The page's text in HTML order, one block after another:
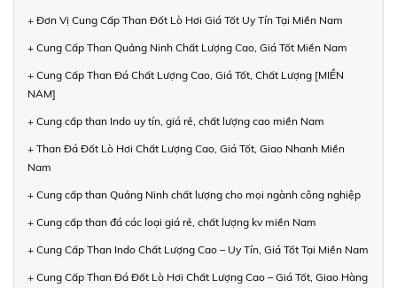
+ Đơn Vị Cung Cấp Than Đốt Lò Hơi Giá Tốt Uy Tín Tại Miền Nam
+ Cung Cấp Than Quảng Ninh Chất Lượng Cao, Giá Tốt Miền Nam
+ Cung Cấp Than Đá Chất Lượng Cao, Giá Tốt, Chất Lượng [MIỀN
NAM]
+ Cung cấp than Indo uy tín, giá rẻ, chất lượng cao miền Nam
+ Than Đá Đốt Lò Hơi Chất Lượng Cao, Giá Tốt, Giao Nhanh Miền
Nam
+ Cung cấp than Quảng Ninh chất lượng cho mọi ngành công nghiệp
+ Cung cấp than đá các loại giá rẻ, chất lượng kv miền Nam
+ Cung Cấp Than Indo Chất Lượng Cao – Uy Tín, Giá Tốt Tại Miền Nam
+ Cung Cấp Than Đá Đốt Lò Hơi Chất Lượng Cao – Giá Tốt, Giao Hàng